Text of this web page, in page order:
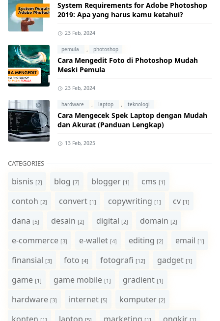
System Requirements for Adobe Photoshop
2019: Apa yang harus kamu ketahui?
23 Feb, 2024
pemula , photoshop
Cara Mengedit Foto di Photoshop Mudah
Meski Pemula
23 Feb, 2024
hardware , laptop , teknologi
Cara Mengecek Spek Laptop dengan Mudah
dan Akurat (Panduan Lengkap)
13 Feb, 2025
CATEGORIES
bisnis [2] blog [7] blogger [1] cms [1]
contoh [2] convert [1] copywriting [1] cv [1]
dana [5] desain [2] digital [2] domain [2]
e-commerce [3] e-wallet [4] editing [2] email [1]
finansial [3] foto [4] fotografi [12] gadget [1]
game [1] game mobile [1] gradient [1]
hardware [3] internet [5] komputer [2]